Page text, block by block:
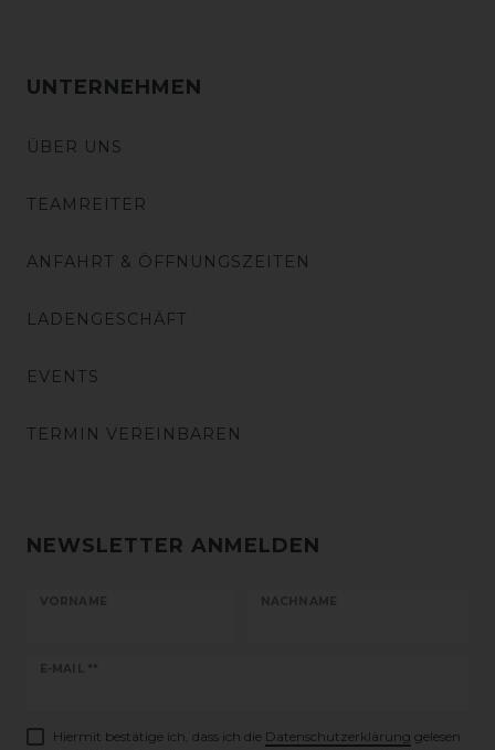
UNTERNEHMEN
ÜBER UNS
TEAMREITER
ANFAHRT & ÖFFNUNGSZEITEN
LADENGESCHÄFT
EVENTS
TERMIN VEREINBAREN
NEWSLETTER ANMELDEN
VORNAME NACHNAME
E-MAIL **
Newsletter
Hiermit bestätige ich, dass ich die Daten­schutz­erklärung gelesen